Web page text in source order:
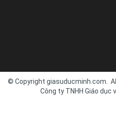
© Copyright giasuducminh.com.
Công ty TNHH Giáo